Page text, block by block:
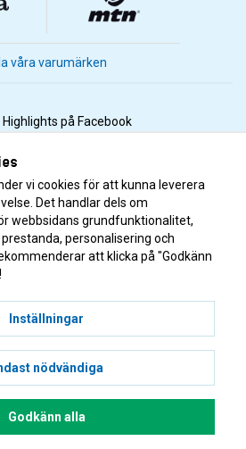
våra varumärken
Highlights på Facebook
Highlights på Instagram
Highlights på Youtube
Highlights på Tiktok
KR Distribution AB.
vi cookies för att kunna leverera
Det handlar dels om
webbsidans grundfunktionalitet,
personalisering och
att klicka på "Godkänn
Inställningar
nödvändiga
Godkänn alla